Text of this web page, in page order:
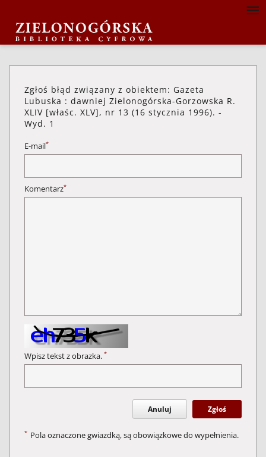
Zgłoś błąd związany z obiektem: Gazeta
Lubuska : dawniej Zielonogórska-Gorzowska R.
XLIV [właśc. XLV], nr 13 (16 stycznia 1996). -
Wyd. 1
E-mail*
Komentarz*
Wpisz tekst z obrazka. *
Anuluj Zgłoś
* Pola oznaczone gwiazdką, są obowiązkowe do wypełnienia.